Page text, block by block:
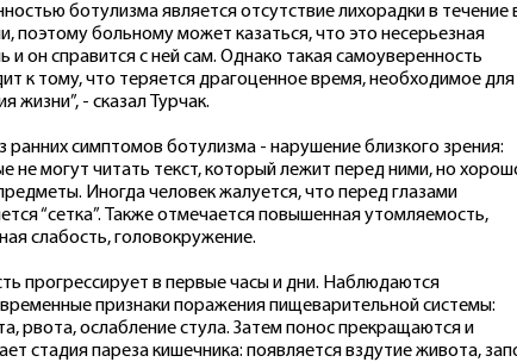
ботулизма является отсутствие лихорадки в течение
поэтому больному может казаться, что это несерьезная
и он справится с ней сам. Однако такая самоуверенность
к тому, что теряется драгоценное время, необходимое для
жизни”, - сказал Турчак.
ранних симптомов ботулизма - нарушение близкого зрения:
не могут читать текст, который лежит перед ними, но
Иногда человек жалуется, что перед глазами
“сетка”. Также отмечается повышенная утомляемость,
слабость, головокружение.
прогрессирует в первые часы и дни. Наблюдаются
признаки поражения пищеварительной системы:
рвота, ослабление стула. Затем понос прекращаются и
стадия пареза кишечника: появляется вздутие живота,